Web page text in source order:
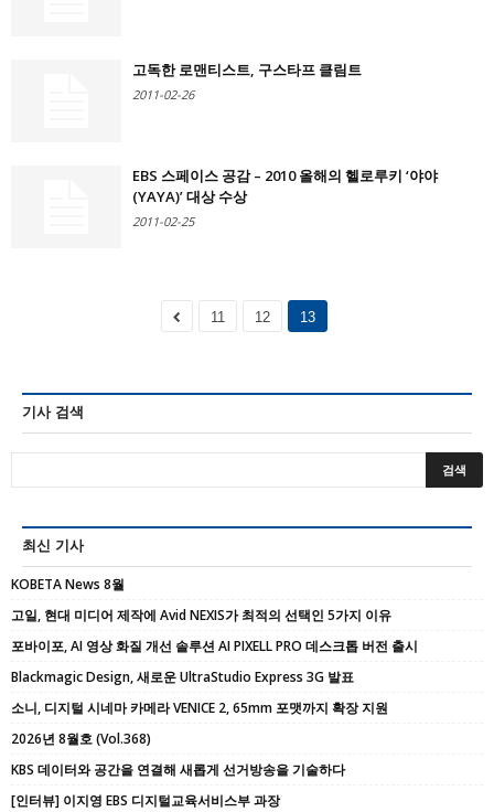
고독한 로맨티스트, 구스타프 클림트
2011-02-26
EBS 스페이스 공감 – 2010 올해의 헬로루키 ‘야야
(YAYA)’ 대상 수상
2011-02-25
11 12 13
기사 검색
최신 기사
KOBETA News 8월
고일, 현대 미디어 제작에 Avid NEXIS가 최적의 선택인 5가지 이유
포바이포, AI 영상 화질 개선 솔루션 AI PIXELL PRO 데스크톱 버전 출시
Blackmagic Design, 새로운 UltraStudio Express 3G 발표
소니, 디지털 시네마 카메라 VENICE 2, 65mm 포맷까지 확장 지원
2026년 8월호 (Vol.368)
KBS 데이터와 공간을 연결해 새롭게 선거방송을 기술하다
[인터뷰] 이지영 EBS 디지털교육서비스부 과장